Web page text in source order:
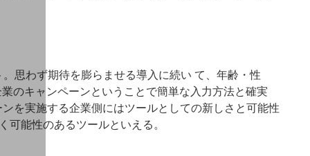
思わず期待を膨らませる導入に続い て、年齢・性
のキャンペーンということで簡単な入力方法と確実
を実施する企業側にはツールとしての新しさと可能性
能性のあるツールといえる。